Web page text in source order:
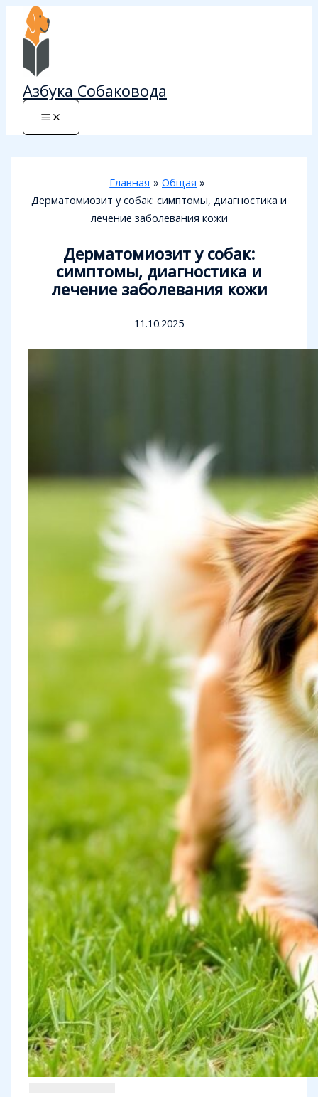
Перейти
содержимому
Азбука Собаковода
Главная
Общая
Дерматомиозит у собак: симптомы, диагностика и
лечение заболевания кожи
Дерматомиозит у собак:
симптомы, диагностика и
лечение заболевания кожи
11.10.2025